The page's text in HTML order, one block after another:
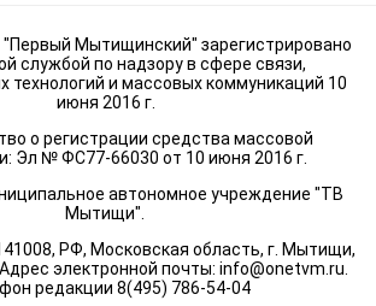
"Первый Мытищинский" зарегистрировано
службой по надзору в сфере связи,
технологий и массовых коммуникаций 10
июня 2016 г.
о регистрации средства массовой
Эл № ФС77-66030 от 10 июня 2016 г.
автономное учреждение "ТВ
Мытищи".
РФ, Московская область, г. Мытищи,
электронной почты: info@onetvm.ru.
редакции 8(495) 786-54-04